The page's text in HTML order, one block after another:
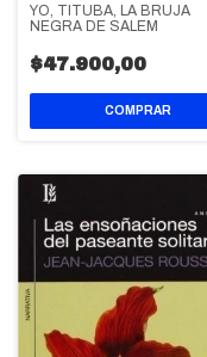
YO, TITUBA, LA BRUJA
NEGRA DE SALEM
$47.900,00